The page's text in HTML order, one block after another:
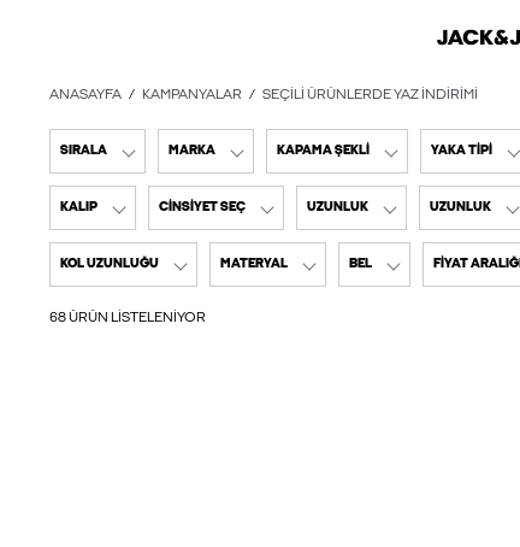
ANASAYFA KAMPANYALAR SEÇILI ÜRÜNLERDE YAZ İNDIRIMI
SIRALA MARKA KAPAMA ŞEKLI YAKA TIPI
KALIP CINSIYET SEÇ UZUNLUK UZUNLUK
KOL UZUNLUĞU MATERYAL BEL FIYAT ARALIĞI
68 ÜRÜN LISTELENIYOR